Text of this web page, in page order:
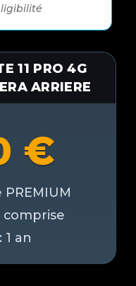
11 PRO 4G
ARRIERE
€